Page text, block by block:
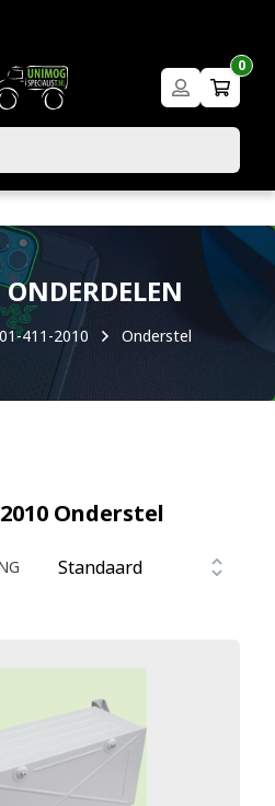
0
411-2010 Onderstel
Onderstel